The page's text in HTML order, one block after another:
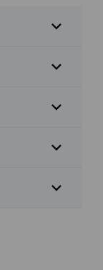
expand_more
expand_more
expand_more
expand_more
expand_more